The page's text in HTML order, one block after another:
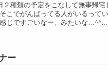
２種類の予定をこなして無事帰
こでがんばってる人がいるって
じですごいなー、みたいな…^^...
ー